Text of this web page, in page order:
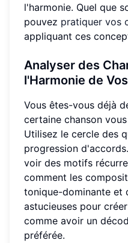
l'harmonie. Quel que
pouvez pratiquer vos
appliquant ces
Analyser des
l'Harmonie de
Vous êtes-vous déjà
certaine chanson
Utilisez le cercle des
progression
voir des motifs
comment les
tonique-dominante et
astucieuses pour
comme avoir un
préférée.